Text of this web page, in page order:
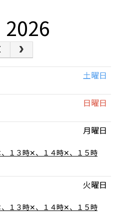
2026
土曜日
日曜日
月曜日
１３時✕、１４時✕、１５時
火曜日
１３時✕、１４時✕、１５時